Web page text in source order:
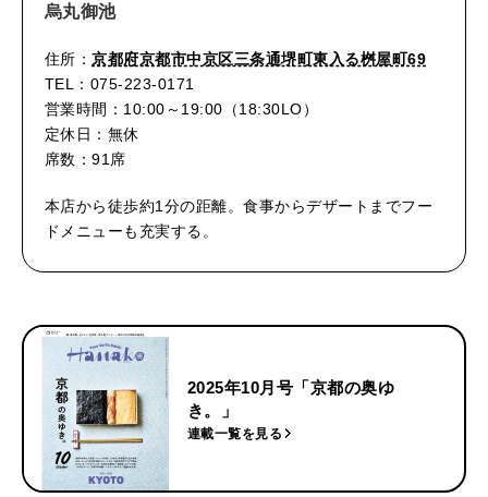
烏丸御池
住所：京都府京都市中京区三条通堺町東入る桝屋町69
TEL：075-223-0171
営業時間：10:00～19:00（18:30LO）
定休日：無休
席数：91席
本店から徒歩約1分の距離。食事からデザートまでフー
ドメニューも充実する。
2025年10月号「京都の奥ゆ
き。」
連載一覧を見る